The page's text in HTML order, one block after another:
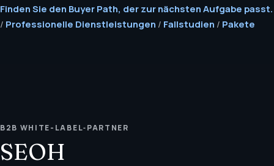
Finden Sie den Buyer Path, der zur nächsten Aufgabe passt.
/ Professionelle Dienstleistungen / Fallstudien / Pakete
B2B WHITE-LABEL‑PARTNER
SEOH